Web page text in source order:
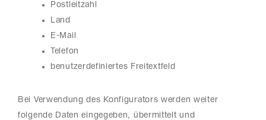
Postleitzahl
Land
E-Mail
Telefon
benutzerdefiniertes Freitextfeld
Bei Verwendung des Konfigurators werden weiter
folgende Daten eingegeben, übermittelt und